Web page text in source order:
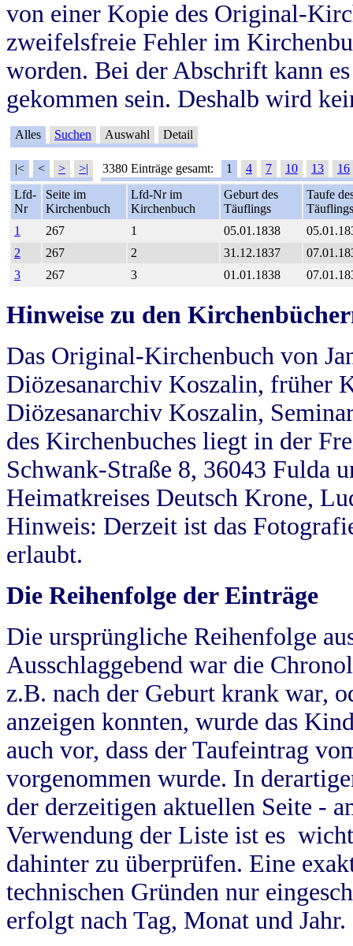
von einer Kopie des Original-
zweifelsfreie Fehler im
worden. Bei der Abschrift kann
gekommen sein. Deshalb wird
Alles Suchen Auswahl Detail
|< < > >| 3380 Einträge gesamt: 1 4 7 10 13
16
Lfd-
Nr
Seite im
Kirchenbuch
Lfd-Nr im
Kirchenbuch
Geburt des
Täuflings
Taufe
Täuflings
1
267 1 05.01.1838
2
267 2 31.12.1837
3
267 3 01.01.1838
Hinweise zu den
Das Original-Kirchenbuch von
Diözesanarchiv Koszalin, früher
Diözesanarchiv Koszalin,
des Kirchenbuches liegt in der
Schwank-Straße 8, 36043 Fulda
Heimatkreises Deutsch Krone,
Hinweis: Derzeit ist das
erlaubt.
Die Reihenfolge der Einträge
Die ursprüngliche Reihenfolge
Ausschlaggebend war die
z.B. nach der Geburt krank war,
anzeigen konnten, wurde das
auch vor, dass der Taufeintrag
vorgenommen wurde. In
der derzeitigen aktuellen Seite -
Verwendung der Liste ist es
dahinter zu überprüfen. Eine
technischen Gründen nur
erfolgt nach Tag, Monat und Jahr.